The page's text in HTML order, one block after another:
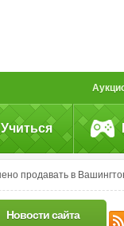
Учиться
продавать в
Новости сайта